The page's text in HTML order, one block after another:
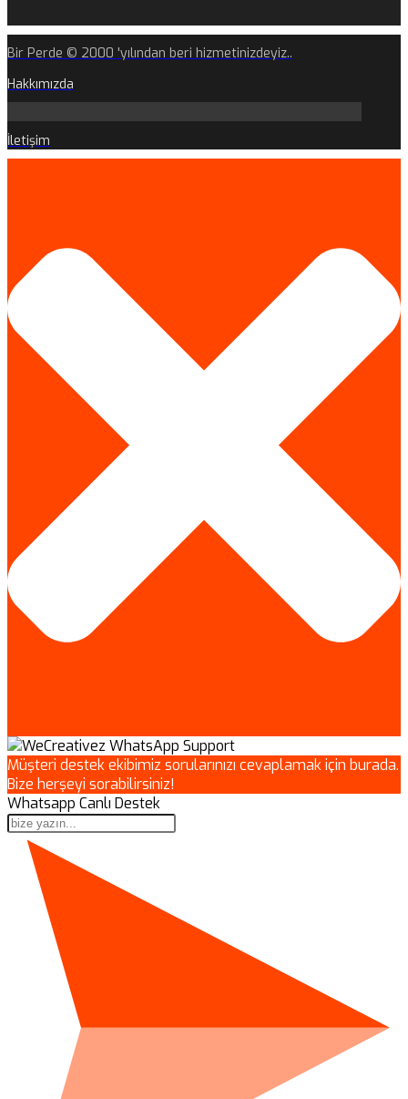
Bir Perde © 2000 'yılından beri hizmetinizdeyiz..
Hakkımızda
İletişim
Müşteri destek ekibimiz sorularınızı cevaplamak için burada.
Bize herşeyi sorabilirsiniz!
Whatsapp Canlı Destek